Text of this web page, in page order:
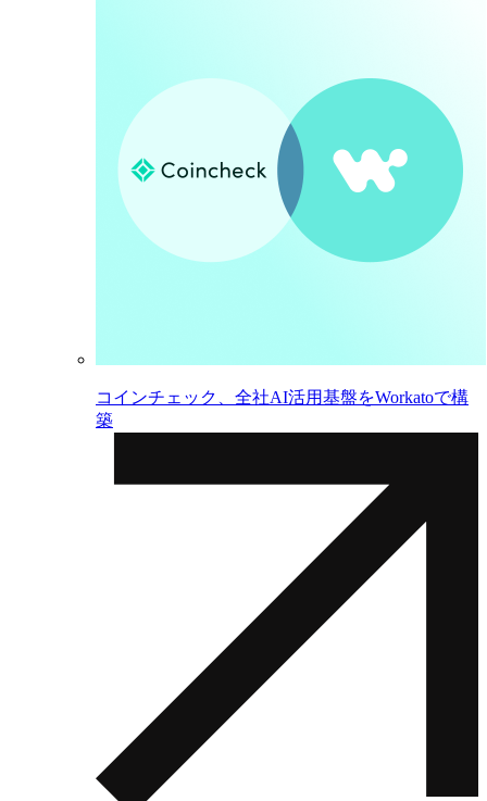
コインチェック、全社AI活用基盤をWorkatoで構
築